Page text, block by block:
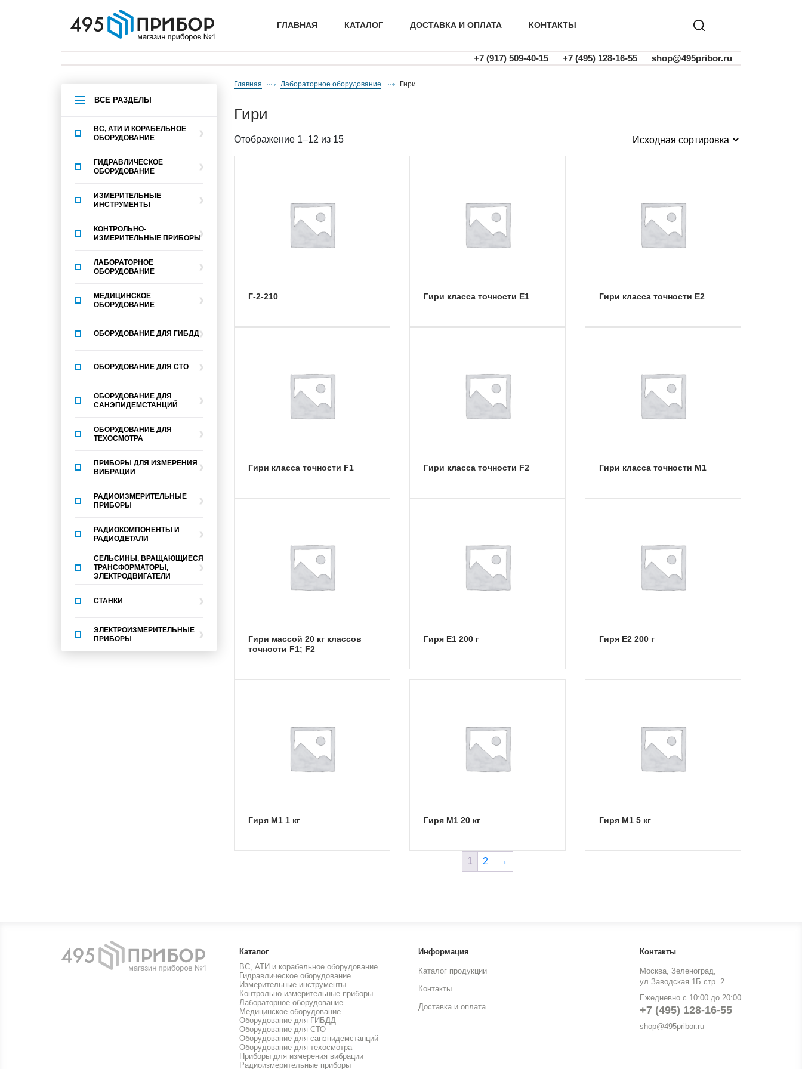
ГЛАВНАЯ КАТАЛОГ ДОСТАВКА И ОПЛАТА КОНТАКТЫ
+7 (917) 509-40-15 +7 (495) 128-16-55 shop@495pribor.ru
ВСЕ РАЗДЕЛЫ
ВС, АТИ И КОРАБЕЛЬНОЕ
ОБОРУДОВАНИЕ
ГИДРАВЛИЧЕСКОЕ
ОБОРУДОВАНИЕ
ИЗМЕРИТЕЛЬНЫЕ
ИНСТРУМЕНТЫ
КОНТРОЛЬНО-
ИЗМЕРИТЕЛЬНЫЕ ПРИБОРЫ
ЛАБОРАТОРНОЕ
ОБОРУДОВАНИЕ
МЕДИЦИНСКОЕ
ОБОРУДОВАНИЕ
ОБОРУДОВАНИЕ ДЛЯ ГИБДД
ОБОРУДОВАНИЕ ДЛЯ СТО
ОБОРУДОВАНИЕ ДЛЯ
САНЭПИДЕМСТАНЦИЙ
ОБОРУДОВАНИЕ ДЛЯ
ТЕХОСМОТРА
ПРИБОРЫ ДЛЯ ИЗМЕРЕНИЯ
ВИБРАЦИИ
РАДИОИЗМЕРИТЕЛЬНЫЕ
ПРИБОРЫ
РАДИОКОМПОНЕНТЫ И
РАДИОДЕТАЛИ
СЕЛЬСИНЫ, ВРАЩАЮЩИЕСЯ
ТРАНСФОРМАТОРЫ,
ЭЛЕКТРОДВИГАТЕЛИ
СТАНКИ
ЭЛЕКТРОИЗМЕРИТЕЛЬНЫЕ
ПРИБОРЫ
Главная Лабораторное оборудование гири
гири
Отображение 1–12 из 15
Г-2-210 Гири класса точности E1 Гири класса точности E2
Гири класса точности F1 Гири класса точности F2 Гири класса точности M1
Гири массой 20 кг классов
точности F1; F2
Гиря E1 200 г Гиря E2 200 г
Гиря M1 1 кг Гиря M1 20 кг Гиря M1 5 кг
1 2 →
Каталог
ВС, АТИ и корабельное оборудование
Гидравлическое оборудование
Измерительные инструменты
Контрольно-измерительные приборы
Лабораторное оборудование
Медицинское оборудование
Оборудование для ГИБДД
Оборудование для СТО
Оборудование для санэпидемстанций
Оборудование для техосмотра
Приборы для измерения вибрации
Радиоизмерительные приборы
Информация
Каталог продукции
Контакты
Доставка и оплата
Контакты
Москва, Зеленоград,
ул Заводская 1Б стр. 2
Ежедневно с 10:00 до 20:00
+7 (495) 128-16-55
shop@495pribor.ru